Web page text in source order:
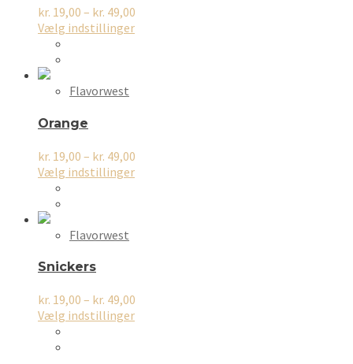
på
varesiden
kr. 19,00 – kr. 49,00
Vælg indstillingerDette
på
varesiden
Flavorwest
Orange
kr. 19,00 – kr. 49,00
Vælg indstillingerDette
på
varesiden
Flavorwest
Snickers
kr. 19,00 – kr. 49,00
Vælg indstillingerDette